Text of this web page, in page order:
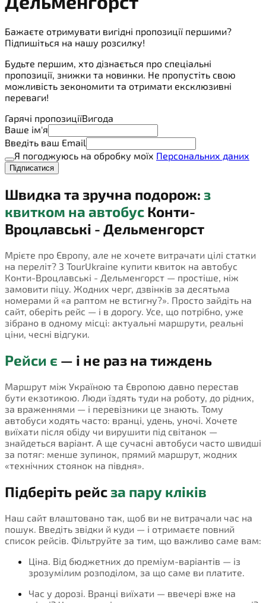
Бажаєте отримувати вигідні пропозиції першими?
Підпишіться на нашу розсилку!
Будьте першим, хто дізнається про спеціальні
пропозиції, знижки та новинки. Не пропустіть свою
можливість зекономити та отримати ексклюзивні
переваги!
Гарячі пропозиціїВигода
Ваше ім'я
Введіть ваш Email
Я погоджуюсь на обробку моїх Персональних даних
Підписатися
Швидка та зручна подорож: з
квитком на автобус Конти-
Вроцлавські - Дельменгорст
Мрієте про Європу, але не хочете витрачати цілі статки
на переліт? З TourUkraine купити квиток на автобус
Конти-Вроцлавські - Дельменгорст — простіше, ніж
замовити піцу. Жодних черг, дзвінків за десятьма
номерами й «а раптом не встигну?». Просто зайдіть на
сайт, оберіть рейс — і в дорогу. Усе, що потрібно, уже
зібрано в одному місці: актуальні маршрути, реальні
ціни, чесні відгуки.
Рейси є — і не раз на тиждень
Маршрут між Україною та Європою давно перестав
бути екзотикою. Люди їздять туди на роботу, до рідних,
за враженнями — і перевізники це знають. Тому
автобуси ходять часто: вранці, удень, уночі. Хочете
виїхати після обіду чи вирушити під світанок —
знайдеться варіант. А ще сучасні автобуси часто швидші
за потяг: менше зупинок, прямий маршрут, жодних
«технічних стоянок на півдня».
Підберіть рейсза пару кліків
Наш сайт влаштовано так, щоб ви не витрачали час на
пошук. Введіть звідки й куди — і отримаєте повний
список рейсів. Фільтруйте за тим, що важливо саме вам:
Ціна. Від бюджетних до преміум-варіантів — із
зрозумілим розподілом, за що саме ви платите.
Час у дорозі. Вранці виїхати — ввечері вже на